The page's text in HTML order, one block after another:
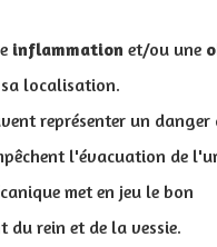
inflammation et/ou une
localisation.
représenter un danger
l'évacuation de
met en jeu le bon
du rein et de la vessie.